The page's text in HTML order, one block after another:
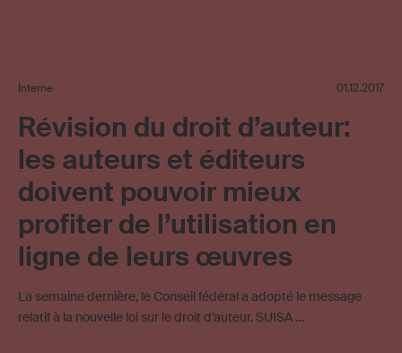
Interne 01.12.2017
Révision du droit d’auteur:
les auteurs et éditeurs
doivent pouvoir mieux
profiter de l’utilisation en
ligne de leurs œuvres
La semaine dernière, le Conseil fédéral a adopté le message
relatif à la nouvelle loi sur le droit d’auteur. SUISA …